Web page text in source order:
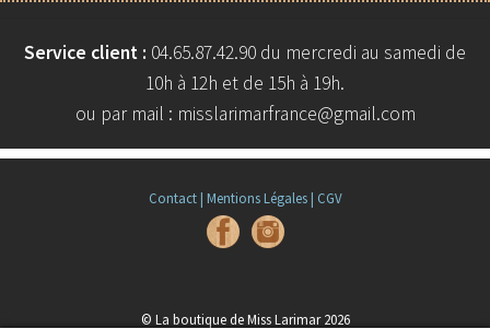
Service client : 04.65.87.42.90 du mercredi au samedi de
10h à 12h et de 15h à 19h.
ou par mail : misslarimarfrance@gmail.com
Contact | Mentions Légales | CGV
© La boutique de Miss Larimar 2026